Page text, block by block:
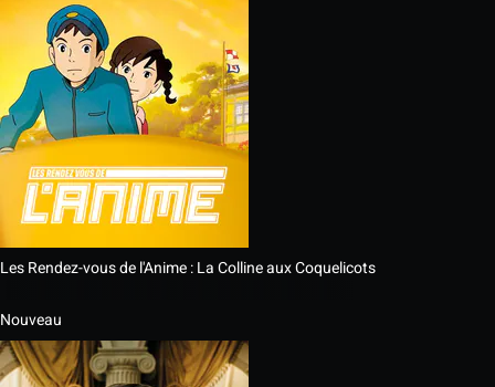
Les Rendez-vous de l'Anime : La Colline aux Coquelicots
Nouveau